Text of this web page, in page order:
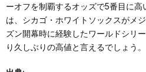
ーオフを制覇するオッズで5番目に
は、シカゴ・ホワイトソックスがメ
ズン開幕時に経験したワールドシリ
り久しぶりの高値と言えるでしょう。